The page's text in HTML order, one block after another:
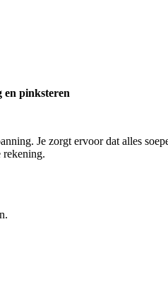
en pinksteren
Je zorgt ervoor dat alles